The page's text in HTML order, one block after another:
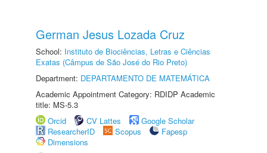
German Jesus Lozada Cruz
School: Instituto de Biociências, Letras e Ciências
Exatas (Câmpus de São José do Rio Preto)
Department: DEPARTAMENTO DE MATEMÁTICA
Academic Appointment Category: RDIDP Academic
title: MS-5.3
Orcid
CV Lattes
Google Scholar
ResearcherID
Scopus
Fapesp
Dimensions